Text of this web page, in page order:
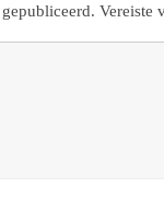
Vereiste